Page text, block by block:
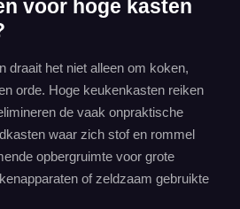
voor hoge kasten
draait het niet alleen om koken,
orde. Hoge keukenkasten reiken
de vaak onpraktische
waar zich stof en rommel
opbergruimte voor grote
of zeldzaam gebruikte